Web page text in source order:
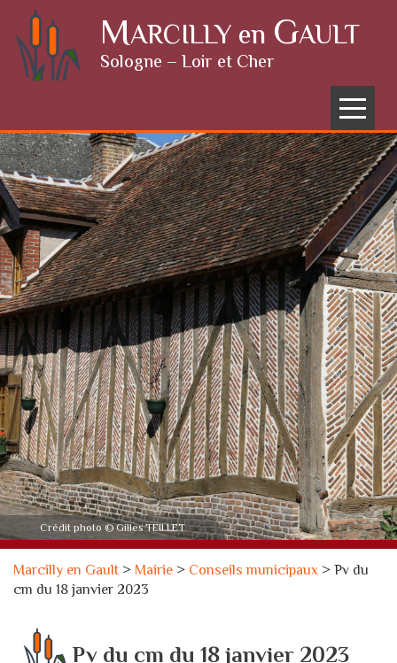
Skip to content MARCILLY en GAULT
Sologne – Loir et Cher
Menu
Crédit photo © Gilles TEILLET
Marcilly en Gault > Mairie > Conseils municipaux >Pv du
cm du 18 janvier 2023